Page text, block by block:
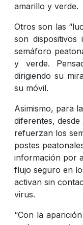
amarillo y verde.
Otros son las
son
semáforo
y verde.
dirigiendo su
su móvil.
Asimismo, para
diferentes,
refuerzan los
postes
información por
flujo seguro en
activan sin
virus.
“Con la